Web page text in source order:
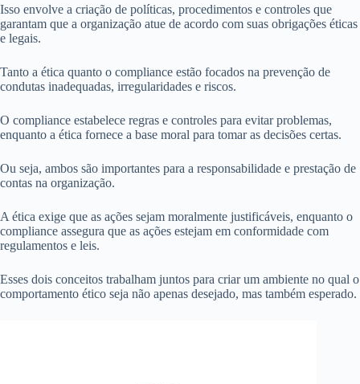
Isso envolve a criação de políticas, procedimentos e controles que
garantam que a organização atue de acordo com suas obrigações éticas
e legais.
Tanto a ética quanto o compliance estão focados na prevenção de
condutas inadequadas, irregularidades e riscos.
O compliance estabelece regras e controles para evitar problemas,
enquanto a ética fornece a base moral para tomar as decisões certas.
Ou seja, ambos são importantes para a responsabilidade e prestação de
contas na organização.
A ética exige que as ações sejam moralmente justificáveis, enquanto o
compliance assegura que as ações estejam em conformidade com
regulamentos e leis.
Esses dois conceitos trabalham juntos para criar um ambiente no qual o
comportamento ético seja não apenas desejado, mas também esperado.